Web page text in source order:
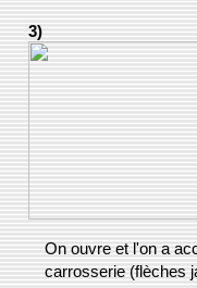
3)
On ouvre et l'on a
carrosserie (flèches